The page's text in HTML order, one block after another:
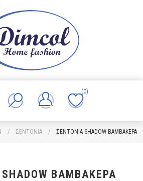
(0)
/ ΣΕΝΤΟΝΙΑ / ΣΕΝΤΟΝΙΑ SHADOW ΒΑΜΒΑΚΕΡΑ
ΒΑΜΒΑΚΕΡΑ